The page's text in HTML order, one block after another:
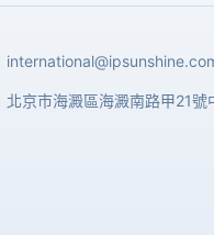
北京市海澱區海澱南路甲21